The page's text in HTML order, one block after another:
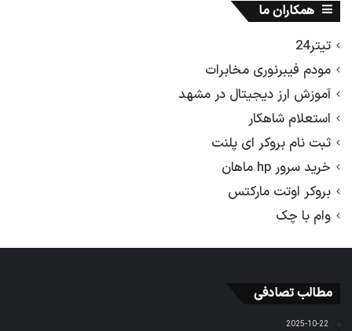
همکاران ما
تیتر24
مودم فیبرنوری مخابرات
آموزش ارز دیجیتال در مشهد
استعلام شاهکار
ثبت نام بروکر ای پلنت
خرید سرور hp ماهان
بروکر اوتت مارکتس
وام با چک
مطالب تصادفی
2025-10-22